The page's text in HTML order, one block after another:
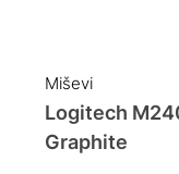
Miševi
Logitech
Graphite